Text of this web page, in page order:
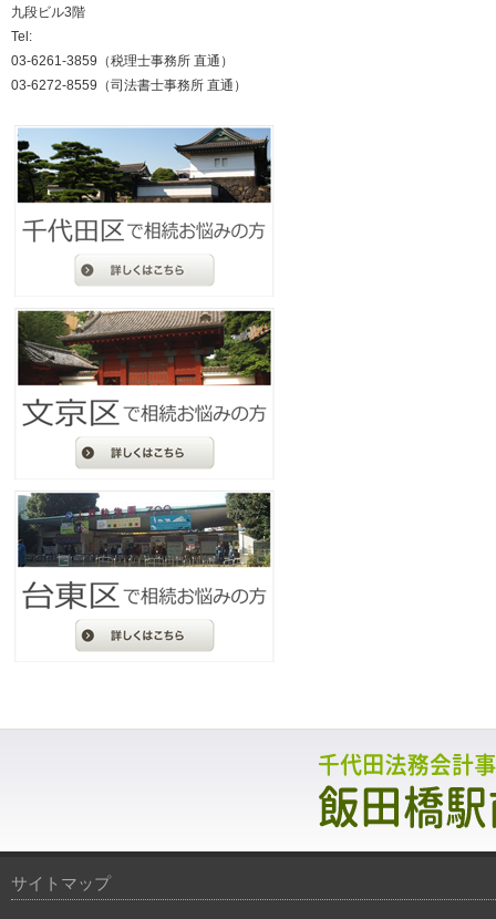
九段ビル3階
Tel:
03-6261-3859（税理士事務所 直通）
03-6272-8559（司法書士事務所 直通）
サイトマップ